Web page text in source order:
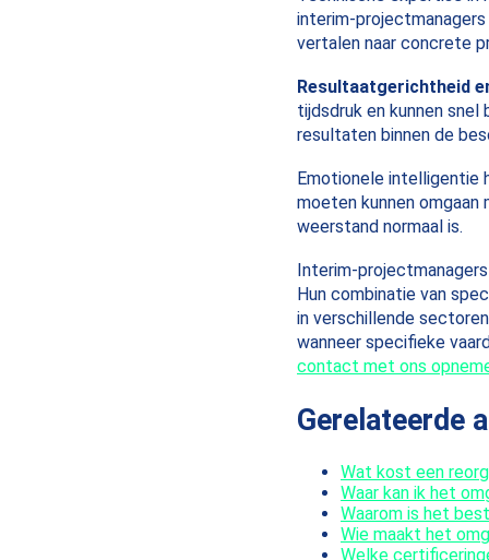
interim-
vertalen naar concrete
Resultaatgerichtheid
tijdsdruk en kunnen
resultaten binnen de
Emotionele intelligentie
moeten kunnen omgaan
weerstand normaal is.
Interim-
Hun combinatie van
in verschillende
wanneer specifieke
contact met ons
Gerelateerde
Wat kost een
Waar kan ik het
Waarom is het
Wie maakt het
Welke